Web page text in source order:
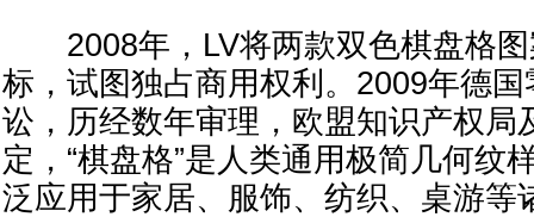
2008年，LV将两款双色棋盘格图
标，试图独占商用权利。2009年德
讼，历经数年审理，欧盟知识产权局
定，“棋盘格”是人类通用极简几何纹
泛应用于家居、服饰、纺织、桌游等